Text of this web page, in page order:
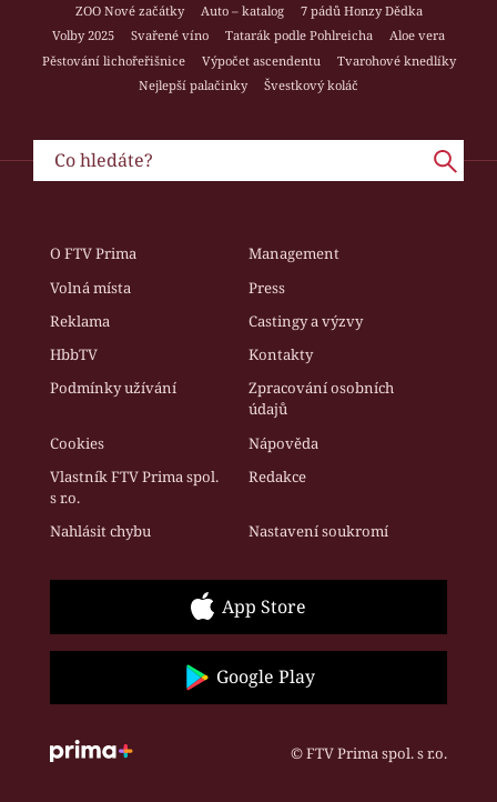
ZOO Nové začátky
Auto – katalog
7 pádů Honzy Dědka
Volby 2025
Svařené víno Tatarák podle Pohlreicha
Aloe vera
Pěstování lichořeřišnice
Výpočet ascendentu
Tvarohové knedlíky
Nejlepší palačinky
Švestkový koláč
O FTV Prima
Management
Volná místa
Press
Reklama
Castingy a výzvy
HbbTV
Kontakty
Podmínky užívání
Zpracování osobních
údajů
Cookies
Nápověda
Vlastník FTV Prima spol.
s r.o.
Redakce
Nahlásit chybu Nastavení soukromí
App Store
Google Play
© FTV Prima spol. s r.o.